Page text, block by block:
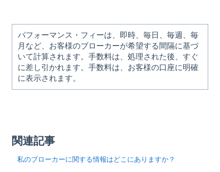
パフォーマンス・フィーは、即時、毎日、毎週、毎
月など、お客様のブローカーが希望する間隔に基づ
いて計算されます。手数料は、処理された後、すぐ
に差し引かれます。手数料は、お客様の口座に明確
に表示されます。
関連記事
私のブローカーに関する情報はどこにありますか？